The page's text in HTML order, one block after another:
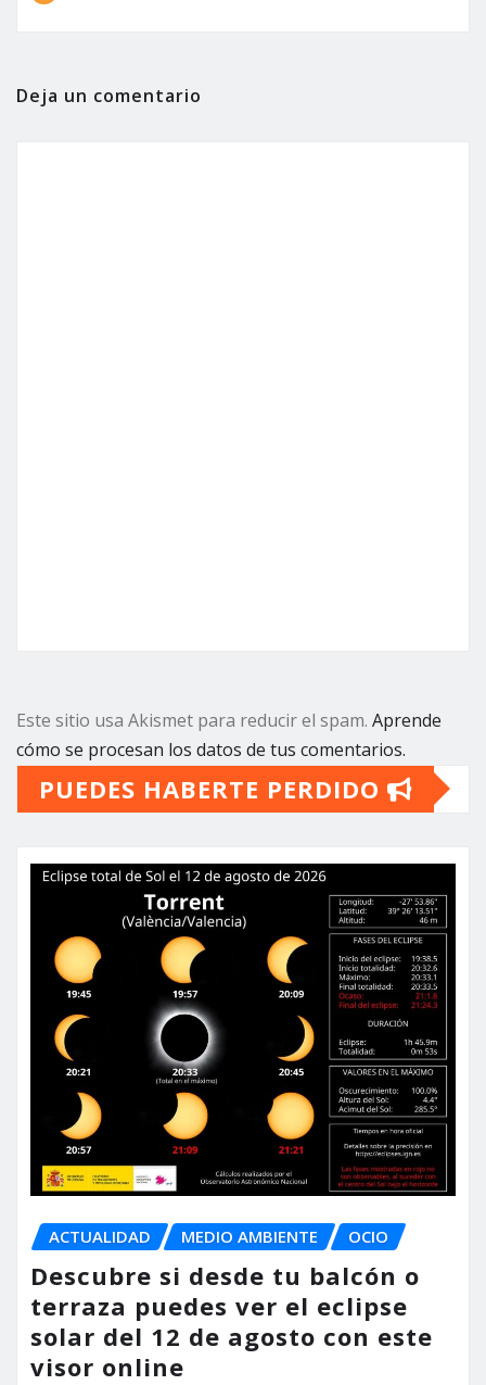
Deja un comentario
Este sitio usa Akismet para reducir el spam. Aprende
cómo se procesan los datos de tus comentarios.
PUEDES HABERTE PERDIDO
ACTUALIDAD MEDIO AMBIENTE OCIO
Descubre si desde tu balcón o
terraza puedes ver el eclipse
solar del 12 de agosto con este
visor online